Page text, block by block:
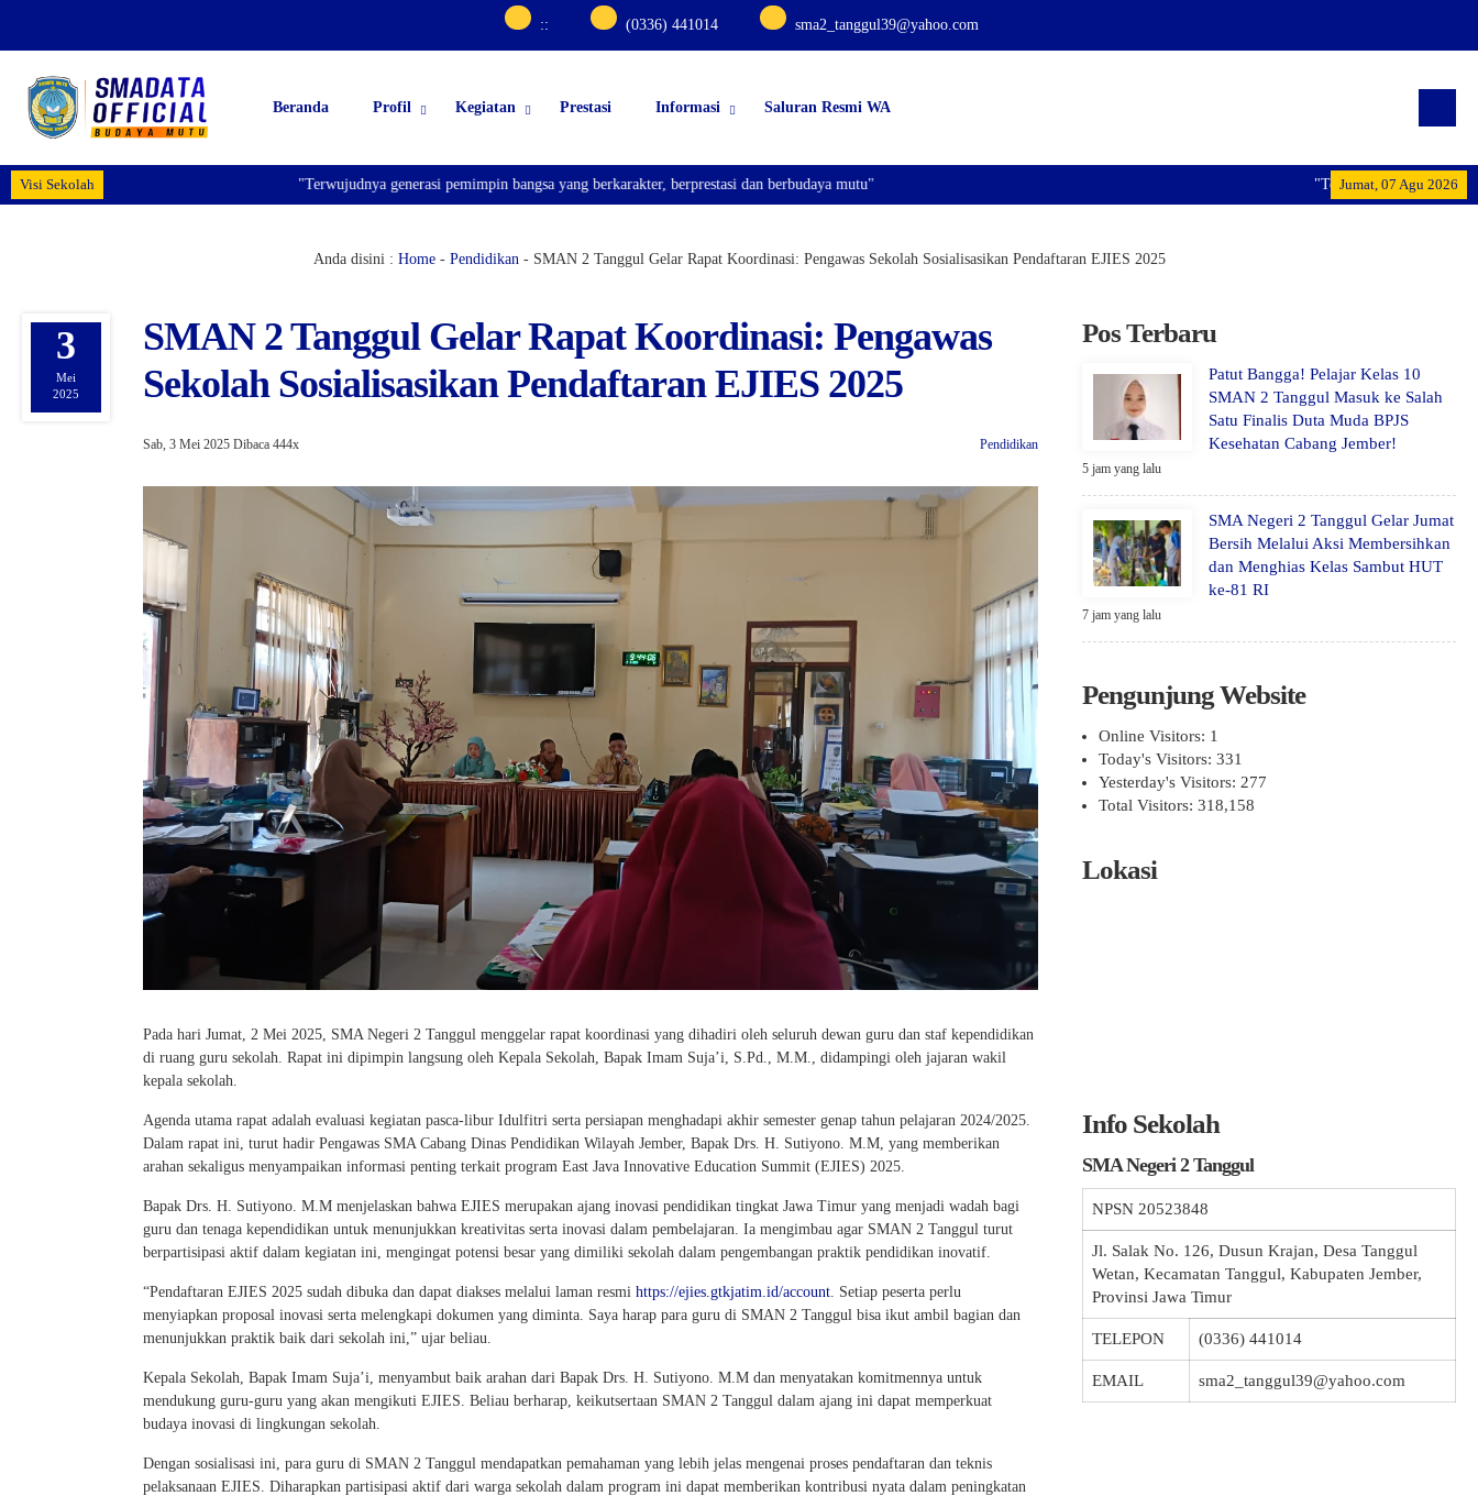
:: (0336) 441014 sma2_tanggul39@yahoo.com
Beranda Profil Kegiatan Prestasi Informasi Saluran Resmi WA
Visi Sekolah Jumat, 07 Agu 2026
"Terwujudnya generasi pemimpin
"Terwujudnya generasi pemimpin bangsa yang berkarakter, berprestasi dan berbudaya mutu"
Anda disini : Home- Pendidikan- SMAN 2 Tanggul Gelar Rapat Koordinasi: Pengawas Sekolah Sosialisasikan Pendaftaran EJIES 2025
3
Mei
2025
SMAN 2 Tanggul Gelar Rapat Koordinasi: Pengawas
Sekolah Sosialisasikan Pendaftaran EJIES 2025
Sab, 3 Mei 2025 Dibaca 444x Pendidikan
Pada hari Jumat, 2 Mei 2025, SMA Negeri 2 Tanggul menggelar rapat koordinasi yang dihadiri oleh seluruh dewan guru dan staf kependidikan
di ruang guru sekolah. Rapat ini dipimpin langsung oleh Kepala Sekolah, Bapak Imam Suja’i, S.Pd., M.M., didampingi oleh jajaran wakil
kepala sekolah.
Agenda utama rapat adalah evaluasi kegiatan pasca-libur Idulfitri serta persiapan menghadapi akhir semester genap tahun pelajaran 2024/2025.
Dalam rapat ini, turut hadir Pengawas SMA Cabang Dinas Pendidikan Wilayah Jember, Bapak Drs. H. Sutiyono. M.M, yang memberikan
arahan sekaligus menyampaikan informasi penting terkait program East Java Innovative Education Summit (EJIES) 2025.
Bapak Drs. H. Sutiyono. M.M menjelaskan bahwa EJIES merupakan ajang inovasi pendidikan tingkat Jawa Timur yang menjadi wadah bagi
guru dan tenaga kependidikan untuk menunjukkan kreativitas serta inovasi dalam pembelajaran. Ia mengimbau agar SMAN 2 Tanggul turut
berpartisipasi aktif dalam kegiatan ini, mengingat potensi besar yang dimiliki sekolah dalam pengembangan praktik pendidikan inovatif.
“Pendaftaran EJIES 2025 sudah dibuka dan dapat diakses melalui laman resmi https://ejies.gtkjatim.id/account . Setiap peserta perlu
menyiapkan proposal inovasi serta melengkapi dokumen yang diminta. Saya harap para guru di SMAN 2 Tanggul bisa ikut ambil bagian dan
menunjukkan praktik baik dari sekolah ini,” ujar beliau.
Kepala Sekolah, Bapak Imam Suja’i, menyambut baik arahan dari Bapak Drs. H. Sutiyono. M.M dan menyatakan komitmennya untuk
mendukung guru-guru yang akan mengikuti EJIES. Beliau berharap, keikutsertaan SMAN 2 Tanggul dalam ajang ini dapat memperkuat
budaya inovasi di lingkungan sekolah.
Dengan sosialisasi ini, para guru di SMAN 2 Tanggul mendapatkan pemahaman yang lebih jelas mengenai proses pendaftaran dan teknis
pelaksanaan EJIES. Diharapkan partisipasi aktif dari warga sekolah dalam program ini dapat memberikan kontribusi nyata dalam peningkatan
Pos Terbaru
Patut Bangga! Pelajar Kelas 10
SMAN 2 Tanggul Masuk ke Salah
Satu Finalis Duta Muda BPJS
Kesehatan Cabang Jember!
5 jam yang lalu
SMA Negeri 2 Tanggul Gelar Jumat
Bersih Melalui Aksi Membersihkan
dan Menghias Kelas Sambut HUT
ke-81 RI
7 jam yang lalu
Pengunjung Website
Online Visitors: 1
Today's Visitors: 331
Yesterday's Visitors: 277
Total Visitors: 318,158
Lokasi
Info Sekolah
SMA Negeri 2 Tanggul
NPSN 20523848
Jl. Salak No. 126, Dusun Krajan, Desa Tanggul
Wetan, Kecamatan Tanggul, Kabupaten Jember,
Provinsi Jawa Timur
TELEPON (0336) 441014
EMAIL sma2_tanggul39@yahoo.com